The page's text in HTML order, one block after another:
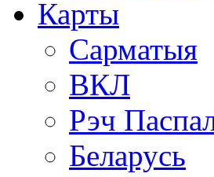
Карты
Сарматыя
ВКЛ
Рэч
Беларусь